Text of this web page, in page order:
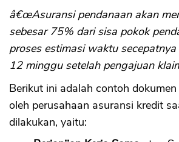
â€œAsuransi pendanaan akan
sebesar 75% dari sisa pokok
proses estimasi waktu
12 minggu setelah pengajuan
Berikut ini adalah contoh
oleh perusahaan asuransi kredit
dilakukan, yaitu: